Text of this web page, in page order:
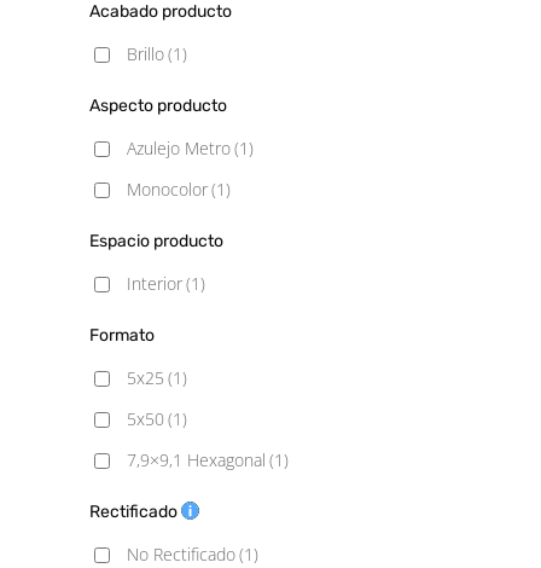
Acabado producto
Brillo(1)
Aspecto producto
Azulejo Metro(1)
Monocolor(1)
Espacio producto
Interior(1)
Formato
5x25 (1)
5x50 (1)
7,9×9,1 Hexagonal (1)
Rectificado
No Rectificado(1)